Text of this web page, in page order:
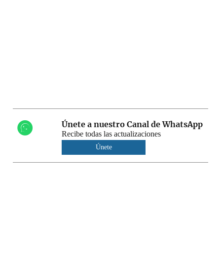
Únete a nuestro Canal de WhatsApp
Recibe todas las actualizaciones
Únete